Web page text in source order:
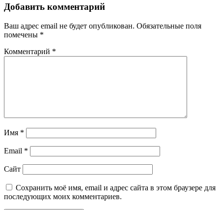
Добавить комментарий
Ваш адрес email не будет опубликован. Обязательные поля
помечены *
Комментарий *
Имя *
Email *
Сайт
Сохранить моё имя, email и адрес сайта в этом браузере для
последующих моих комментариев.